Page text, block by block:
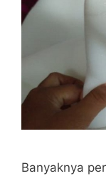
Banyaknya